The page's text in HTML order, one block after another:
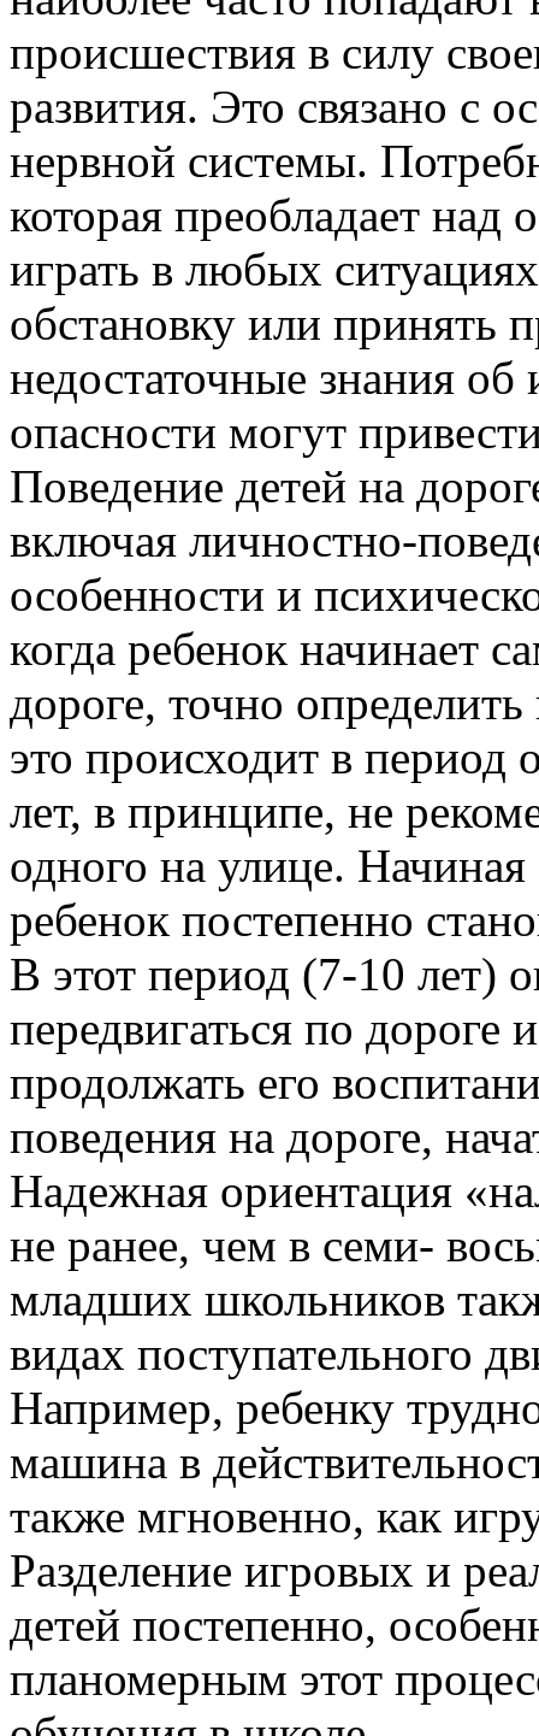
происшествия в силу
развития. Это связано с
нервной системы.
которая преобладает
играть в любых
обстановку или принять
недостаточные знания
опасности могут
Поведение детей на
включая личностно-
особенности и
когда ребенок начинает
дороге, точно
это происходит в период
лет, в принципе, не
одного на улице. Начиная
ребенок постепенно
В этот период (7-10 лет)
передвигаться по
продолжать его
поведения на дороге,
Надежная ориентация
не ранее, чем в семи-
младших школьников
видах поступательного
Например, ребенку
машина в
также мгновенно, как
Разделение игровых и
детей постепенно,
планомерным этот